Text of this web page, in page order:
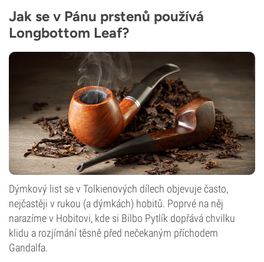
Jak se v Pánu prstenů používá
Longbottom Leaf?
Dýmkový list se v Tolkienových dílech objevuje často,
nejčastěji v rukou (a dýmkách) hobitů. Poprvé na něj
narazíme v Hobitovi, kde si Bilbo Pytlík dopřává chvilku
klidu a rozjímání těsně před nečekaným příchodem
Gandalfa.